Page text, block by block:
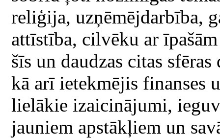
reliģija, uzņēmējdarbība,
attīstība, cilvēku ar
šīs un daudzas citas
kā arī ietekmējis finanses
lielākie izaicinājumi,
jauniem apstākļiem un